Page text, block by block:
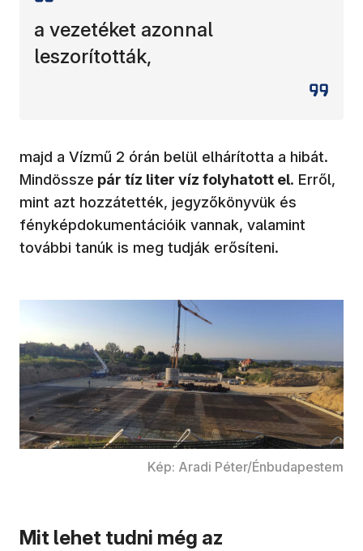
a vezetéket azonnal
leszorították,
majd a Vízmű 2 órán belül elhárította a hibát.
Mindössze pár tíz liter víz folyhatott el. Erről,
mint azt hozzátették, jegyzőkönyvük és
fényképdokumentációik vannak, valamint
további tanúk is meg tudják erősíteni.
Kép: Aradi Péter/Énbudapestem
Mit lehet tudni még az